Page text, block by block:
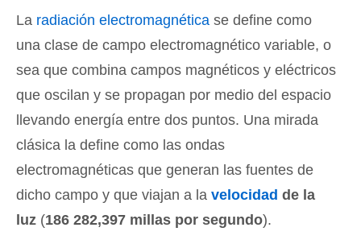
La radiación electromagnética se define como
una clase de campo electromagnético variable, o
sea que combina campos magnéticos y eléctricos
que oscilan y se propagan por medio del espacio
llevando energía entre dos puntos. Una mirada
clásica la define como las ondas
electromagnéticas que generan las fuentes de
dicho campo y que viajan a la velocidad de la
luz (186 282,397 millas por segundo).